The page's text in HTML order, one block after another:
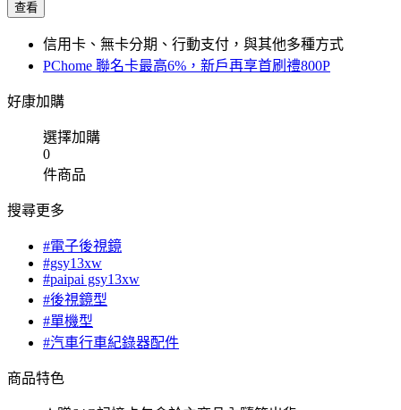
查看
信用卡、無卡分期、行動支付，與其他多種方式
PChome 聯名卡最高6%，新戶再享首刷禮800P
好康加購
選擇加購
0
件商品
搜尋更多
#電子後視鏡
#gsy13xw
#paipai gsy13xw
#後視鏡型
#單機型
#汽車行車紀錄器配件
商品特色